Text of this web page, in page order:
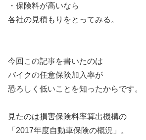
・保険料が高いなら
各社の見積もりをとってみる。
今回この記事を書いたのは
バイクの任意保険加入率が
恐ろしく低いことを知ったからです。
見たのは損害保険料率算出機構の
「2017年度自動車保険の概況」。